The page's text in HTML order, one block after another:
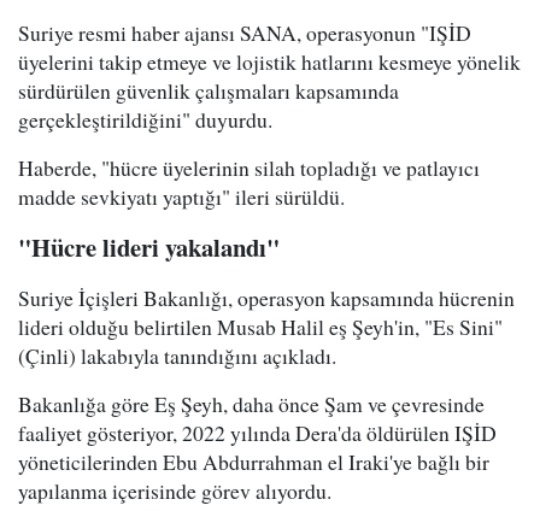
Suriye resmi haber ajansı SANA, operasyonun "IŞİD
üyelerini takip etmeye ve lojistik hatlarını kesmeye yönelik
sürdürülen güvenlik çalışmaları kapsamında
gerçekleştirildiğini" duyurdu.
Haberde, "hücre üyelerinin silah topladığı ve patlayıcı
madde sevkiyatı yaptığı" ileri sürüldü.
"Hücre lideri yakalandı"
Suriye İçişleri Bakanlığı, operasyon kapsamında hücrenin
lideri olduğu belirtilen Musab Halil eş Şeyh'in, "Es Sini"
(Çinli) lakabıyla tanındığını açıkladı.
Bakanlığa göre Eş Şeyh, daha önce Şam ve çevresinde
faaliyet gösteriyor, 2022 yılında Dera'da öldürülen IŞİD
yöneticilerinden Ebu Abdurrahman el Iraki'ye bağlı bir
yapılanma içerisinde görev alıyordu.